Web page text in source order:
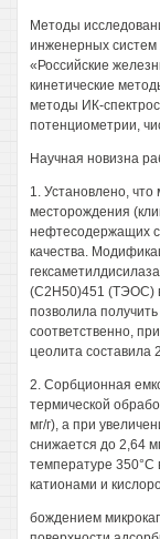
Методы
инженерных
«Российские
кинетические
методы ИК-
потенциометрии,
Научная новизна
1. Установлено,
месторождения
нефтесодержащих
качества.
(С2Н50)451 (ТЭОС) в
позволила
соответственно,
цеолита составила
2. Сорбционная
термической
мг/г), а при
снижается до 2,64
температуре
катионами и
бождением